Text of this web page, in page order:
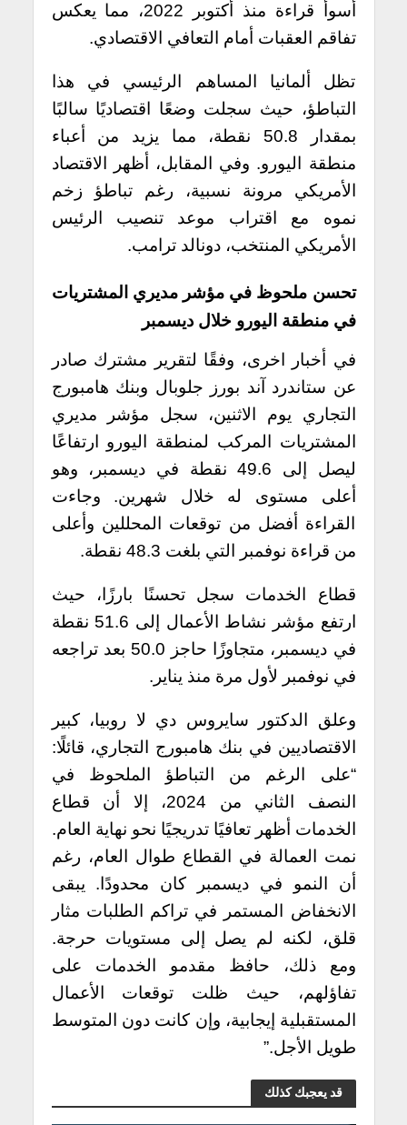
أسوأ قراءة منذ أكتوبر 2022، مما يعكس
تفاقم العقبات أمام التعافي الاقتصادي.
تظل ألمانيا المساهم الرئيسي في هذا
التباطؤ، حيث سجلت وضعًا اقتصاديًا سالبًا
بمقدار 50.8 نقطة، مما يزيد من أعباء
منطقة اليورو. وفي المقابل، أظهر الاقتصاد
الأمريكي مرونة نسبية، رغم تباطؤ زخم
نموه مع اقتراب موعد تنصيب الرئيس
الأمريكي المنتخب، دونالد ترامب.
تحسن ملحوظ في مؤشر مديري المشتريات
في منطقة اليورو خلال ديسمبر
في أخبار اخرى، وفقًا لتقرير مشترك صادر
عن ستاندرد آند بورز جلوبال وبنك هامبورج
التجاري يوم الاثنين، سجل مؤشر مديري
المشتريات المركب لمنطقة اليورو ارتفاعًا
ليصل إلى 49.6 نقطة في ديسمبر، وهو
أعلى مستوى له خلال شهرين. وجاءت
القراءة أفضل من توقعات المحللين وأعلى
من قراءة نوفمبر التي بلغت 48.3 نقطة.
قطاع الخدمات سجل تحسنًا بارزًا، حيث
ارتفع مؤشر نشاط الأعمال إلى 51.6 نقطة
في ديسمبر، متجاوزًا حاجز 50.0 بعد تراجعه
في نوفمبر لأول مرة منذ يناير.
وعلق الدكتور سايروس دي لا روبيا، كبير
الاقتصاديين في بنك هامبورج التجاري، قائلًا:
“على الرغم من التباطؤ الملحوظ في
النصف الثاني من 2024، إلا أن قطاع
الخدمات أظهر تعافيًا تدريجيًا نحو نهاية العام.
نمت العمالة في القطاع طوال العام، رغم
أن النمو في ديسمبر كان محدودًا. يبقى
الانخفاض المستمر في تراكم الطلبات مثار
قلق، لكنه لم يصل إلى مستويات حرجة.
ومع ذلك، حافظ مقدمو الخدمات على
تفاؤلهم، حيث ظلت توقعات الأعمال
المستقبلية إيجابية، وإن كانت دون المتوسط
​​طويل الأجل.”
قد يعجبك كذلك